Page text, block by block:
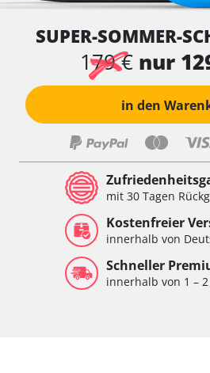
SUPER-SOMMER-
179 € nur
in den
mit 30 Tagen
Kostenfreier
innerhalb von
Schneller
innerhalb von 1 –